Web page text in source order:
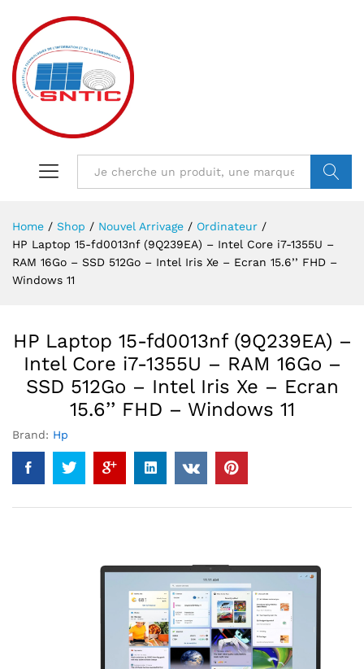
Home / Shop / Nouvel Arrivage / Ordinateur /
HP Laptop 15-fd0013nf (9Q239EA) – Intel Core i7-1355U –
RAM 16Go – SSD 512Go – Intel Iris Xe – Ecran 15.6’’ FHD –
Windows 11
HP Laptop 15-fd0013nf (9Q239EA) –
Intel Core i7-1355U – RAM 16Go –
SSD 512Go – Intel Iris Xe – Ecran
15.6’’ FHD – Windows 11
Brand: Hp